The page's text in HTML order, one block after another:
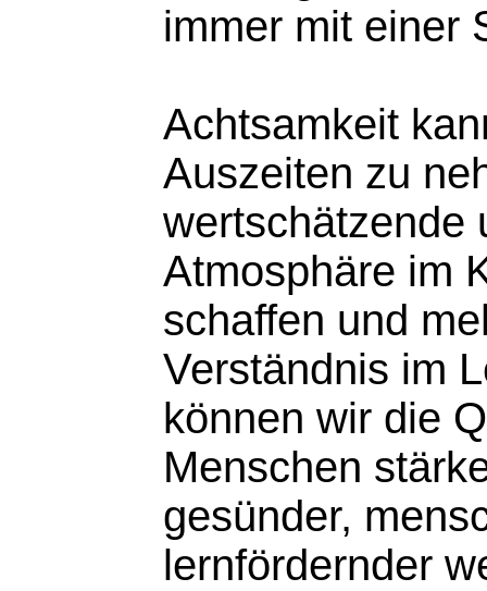
immer mit einer
Achtsamkeit
Auszeiten zu
wertschätzende
Atmosphäre im
schaffen und
Verständnis im
können wir die
Menschen
gesünder,
lernfördernder